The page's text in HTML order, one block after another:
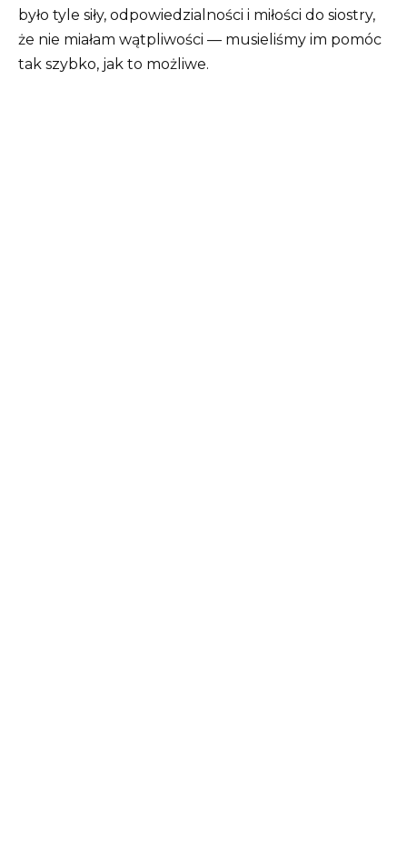
było tyle siły, odpowiedzialności i miłości do siostry,
że nie miałam wątpliwości — musieliśmy im pomóc
tak szybko, jak to możliwe.